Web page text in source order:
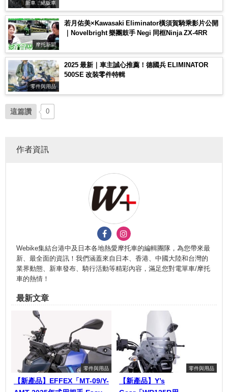
新車．絕版車
摩托新聞
若月佑美×Kawasaki Eliminator橫須賀騎乘影片公開
｜Novelbright 樂團鼓手 Negi 同框Ninja ZX-4RR
零件與用品
2025 最新｜車主誠心推薦！德國兵 ELIMINATOR
500SE 改裝零件特輯
這篇讚 0
作者資訊
Webike集結台港中及日本各地熱愛摩托車的編輯團隊，為您帶來最
新、最全面的資訊！我們涵蓋來自日本、香港、中國大陸和台灣的
業界動態、新車發布、騎行活動等精彩內容，滿足您對電單車/摩托
車的熱情！
最新文章
零件與用品
【新產品】EFFEX「MT-09/Y-
零件與用品
【新產品】Y’s